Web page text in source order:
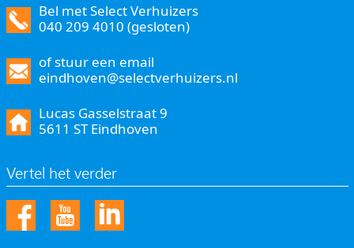
Bel met Select Verhuizers
040 209 4010 (gesloten)
of stuur een email
eindhoven@selectverhuizers.nl
Lucas Gasselstraat 9
5611 ST Eindhoven
Vertel het verder